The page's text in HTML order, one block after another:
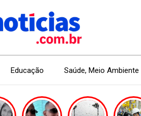
Educação Saúde, Meio